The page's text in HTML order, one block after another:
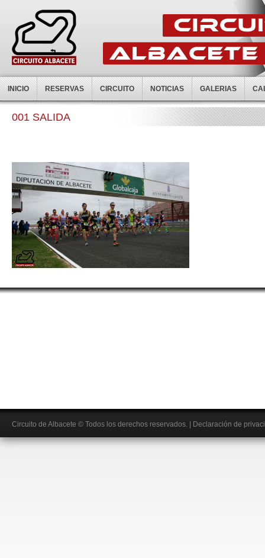
INICIO RESERVAS CIRCUITO NOTICIAS GALERIAS
001 SALIDA
Circuito de Albacete © Todos los derechos reservados. Declaración de